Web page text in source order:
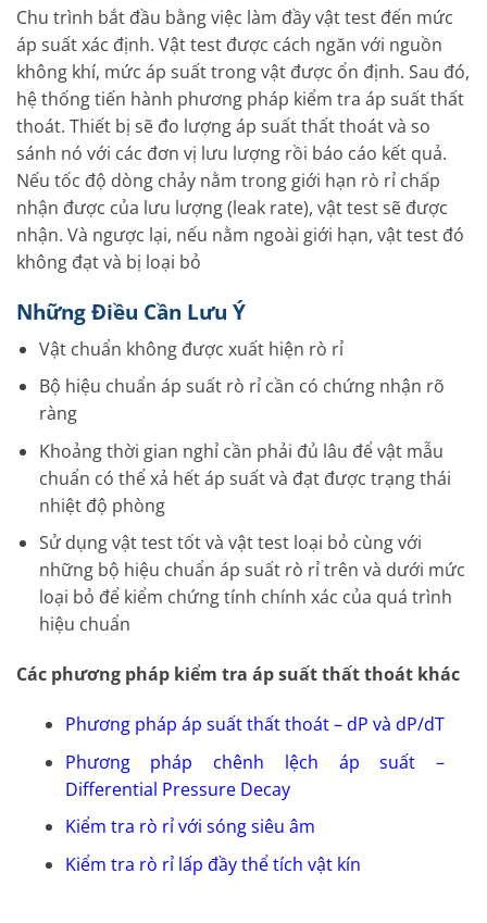
Chu trình bắt đầu bằng việc làm đầy vật test đến mức
áp suất xác định. Vật test được cách ngăn với nguồn
không khí, mức áp suất trong vật được ổn định. Sau đó,
hệ thống tiến hành phương pháp kiểm tra áp suất thất
thoát. Thiết bị sẽ đo lượng áp suất thất thoát và so
sánh nó với các đơn vị lưu lượng rồi báo cáo kết quả.
Nếu tốc độ dòng chảy nằm trong giới hạn rò rỉ chấp
nhận được của lưu lượng (leak rate), vật test sẽ được
nhận. Và ngược lại, nếu nằm ngoài giới hạn, vật test đó
không đạt và bị loại bỏ
Những Điều Cần Lưu Ý
Vật chuẩn không được xuất hiện rò rỉ
Bộ hiệu chuẩn áp suất rò rỉ cần có chứng nhận rõ
ràng
Khoảng thời gian nghỉ cần phải đủ lâu để vật mẫu
chuẩn có thể xả hết áp suất và đạt được trạng thái
nhiệt độ phòng
Sử dụng vật test tốt và vật test loại bỏ cùng với
những bộ hiệu chuẩn áp suất rò rỉ trên và dưới mức
loại bỏ để kiểm chứng tính chính xác của quá trình
hiệu chuẩn
Các phương pháp kiểm tra áp suất thất thoát khác
Phương pháp áp suất thất thoát – dP và dP/dT
Phương pháp chênh lệch áp suất –
Differential Pressure Decay
Kiểm tra rò rỉ với sóng siêu âm
Kiểm tra rò rỉ lấp đầy thể tích vật kín